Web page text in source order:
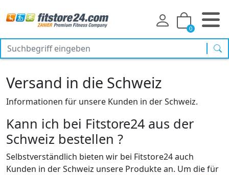
0
Versand in die Schweiz
Informationen für unsere Kunden in der Schweiz.
Kann ich bei Fitstore24 aus der
Schweiz bestellen ?
Selbstverständlich bieten wir bei Fitstore24 auch
Kunden in der Schweiz unsere Produkte an. Um die für